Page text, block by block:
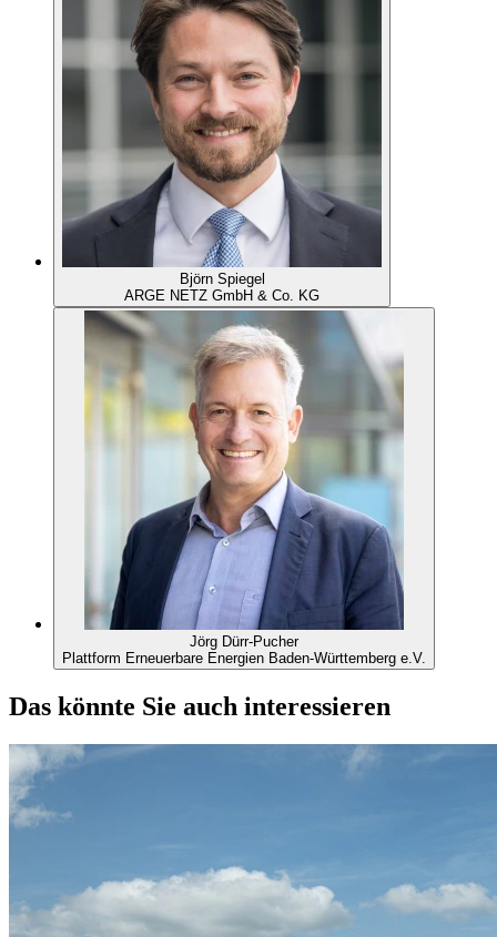
Björn Spiegel
ARGE NETZ GmbH & Co. KG
Jörg Dürr-Pucher
Plattform Erneuerbare Energien Baden-Württemberg e.V.
Das könnte Sie auch interessieren